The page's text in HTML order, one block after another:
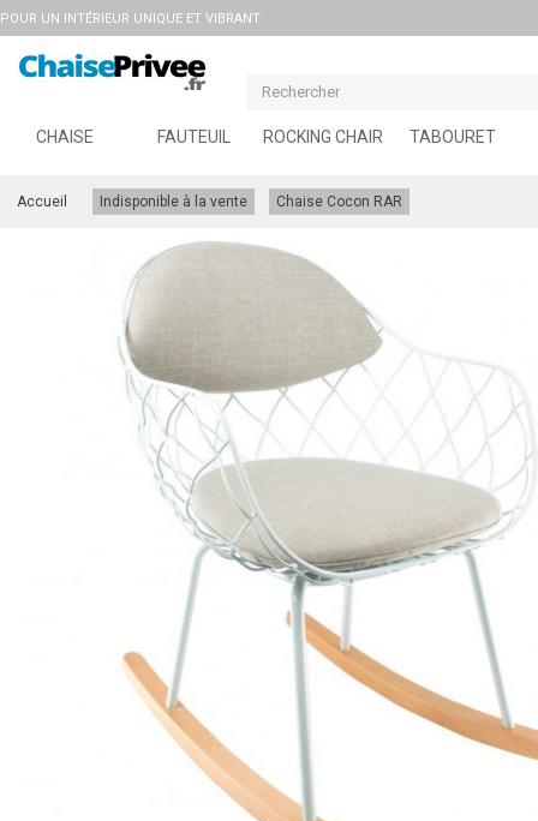
POUR UN INTÉRIEUR UNIQUE ET VIBRANT
CHAISE FAUTEUIL ROCKING CHAIR TABOURET
Accueil Indisponible à la vente Chaise Cocon RAR